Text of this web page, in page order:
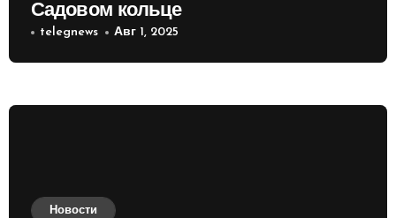
Садовом кольце
telegnews Авг 1, 2025
Новости